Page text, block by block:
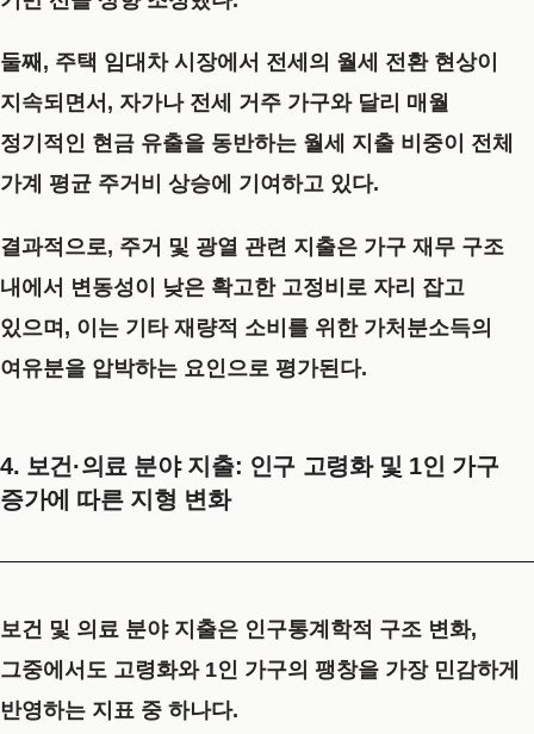
둘째, 주택 임대차 시장에서 전세의 월세 전환 현상이
지속되면서, 자가나 전세 거주 가구와 달리 매월
정기적인 현금 유출을 동반하는 월세 지출 비중이 전체
가계 평균 주거비 상승에 기여하고 있다.
결과적으로, 주거 및 광열 관련 지출은 가구 재무 구조
내에서 변동성이 낮은 확고한 고정비로 자리 잡고
있으며, 이는 기타 재량적 소비를 위한 가처분소득의
여유분을 압박하는 요인으로 평가된다.
4. 보건·의료 분야 지출: 인구 고령화 및 1인 가구
증가에 따른 지형 변화
보건 및 의료 분야 지출은 인구통계학적 구조 변화,
그중에서도 고령화와 1인 가구의 팽창을 가장 민감하게
반영하는 지표 중 하나다.